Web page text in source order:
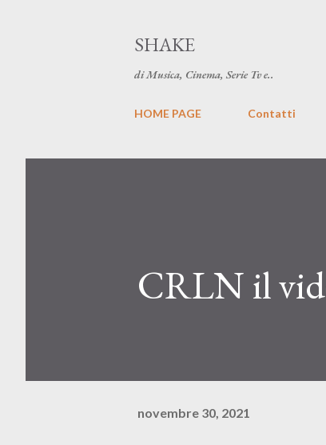
SHAKE
di Musica, Cinema, Serie Tv e..
HOME PAGE Contatti
CRLN il
novembre 30, 2021